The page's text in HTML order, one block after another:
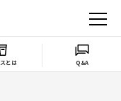
とは Q&A